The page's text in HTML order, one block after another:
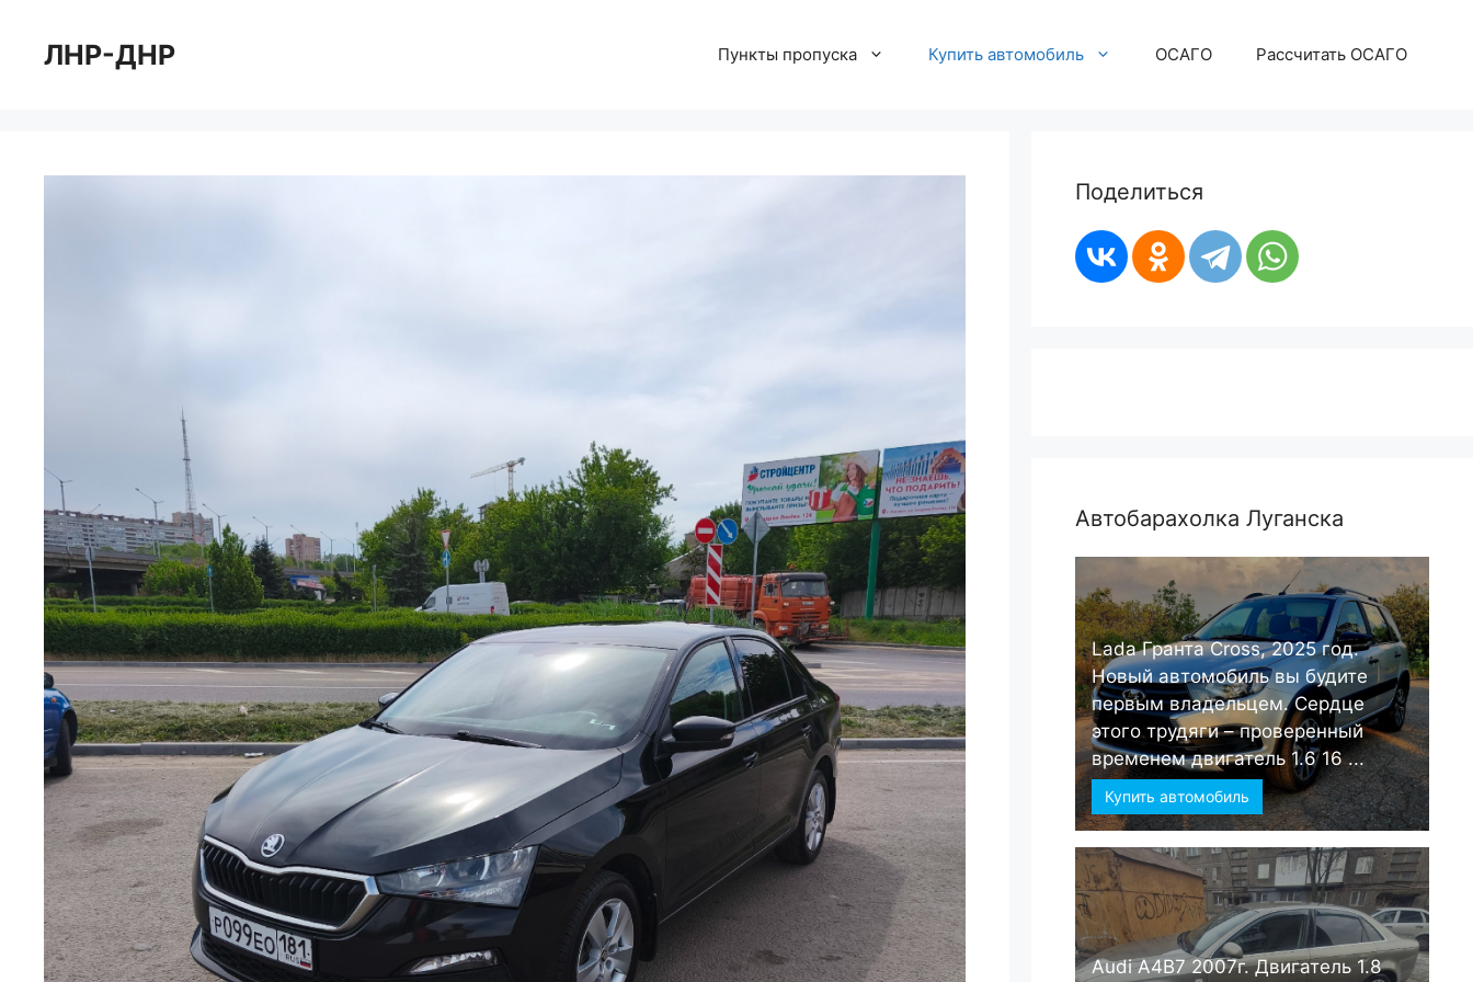
содержимому
ЛНР-ДНР Пункты пропуска Купить автомобиль ОСАГО Рассчитать ОСАГО
Поделиться
Автобарахолка Луганска
Lada Гранта Cross, 2025 год.
Новый автомобиль вы будите
первым владельцем. Сердце
этого трудяги – проверенный
временем двигатель 1.6 16 ...
Купить автомобиль
Audi А4B7 2007г. Двигатель 1.8